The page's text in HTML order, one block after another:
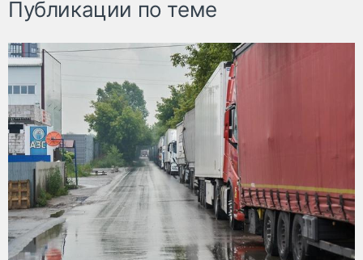
Публикации по теме